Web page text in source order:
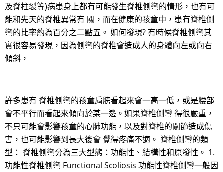
及脊柱裂等)病患身上都有可能發生脊椎側彎的情形，也有可
能和先天的脊椎異常有 關，而在健康的孩童中，患有脊椎側
彎的比率約為百分之二點五。 如何發現? 有時候脊椎側彎其
實很容易發現，因為側彎的脊椎會造成人的身體向左或向右
傾斜，
許多患有 脊椎側彎的孩童肩膀看起來會一高一低，或是腰部
會不平行而看起來傾向於某一邊。如果脊椎側彎 得很嚴重，
不只可能會影響孩童的心肺功能，以及對脊椎的關節造成傷
害，也可能影響到長大後會 覺得疼痛不適。 脊椎側彎的類
型： 脊椎側彎分為三大型態：功能性、結構性和原發性。 1.
功能性脊椎側彎 Functional Scoliosis 功能性脊椎側彎一般因